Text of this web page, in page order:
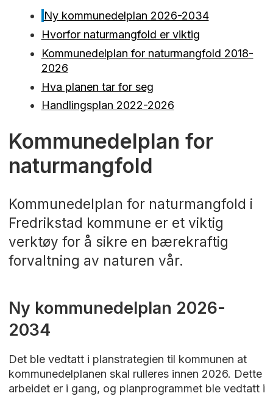
Ny kommunedelplan 2026-2034
Hvorfor naturmangfold er viktig
Kommunedelplan for naturmangfold 2018-
2026
Hva planen tar for seg
Handlingsplan 2022-2026
Kommunedelplan for
naturmangfold
Kommunedelplan for naturmangfold i
Fredrikstad kommune er et viktig
verktøy for å sikre en bærekraftig
forvaltning av naturen vår.
Ny kommunedelplan 2026-
2034
Det ble vedtatt i planstrategien til kommunen at
kommunedelplanen skal rulleres innen 2026. Dette
arbeidet er i gang, og planprogrammet ble vedtatt i